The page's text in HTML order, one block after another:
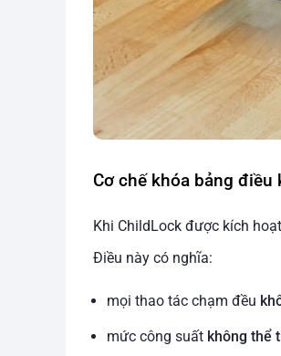
Cơ chế khóa bảng điều
Khi ChildLock được kích
Điều này có nghĩa:
mọi thao tác chạm đều
mức công suất không thể